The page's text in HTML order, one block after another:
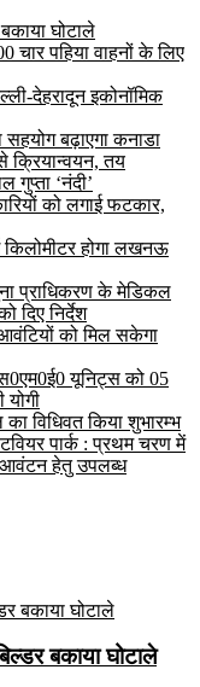
घोटाले
चार पहिया वाहनों के लिए
देहरादून इकोनॉमिक
सहयोग बढ़ाएगा कनाडा
क्रियान्वयन, तय
गुप्ता ‘नंदी’
को लगाई फटकार,
होगा लखनऊ
प्राधिकरण के मेडिकल
दिए निर्देश
को मिल सकेगा
यूनिट्स को 05
विधिवत किया शुभारम्भ
पार्क : प्रथम चरण में
आवंटन हेतु उपलब्ध
बकाया घोटाले